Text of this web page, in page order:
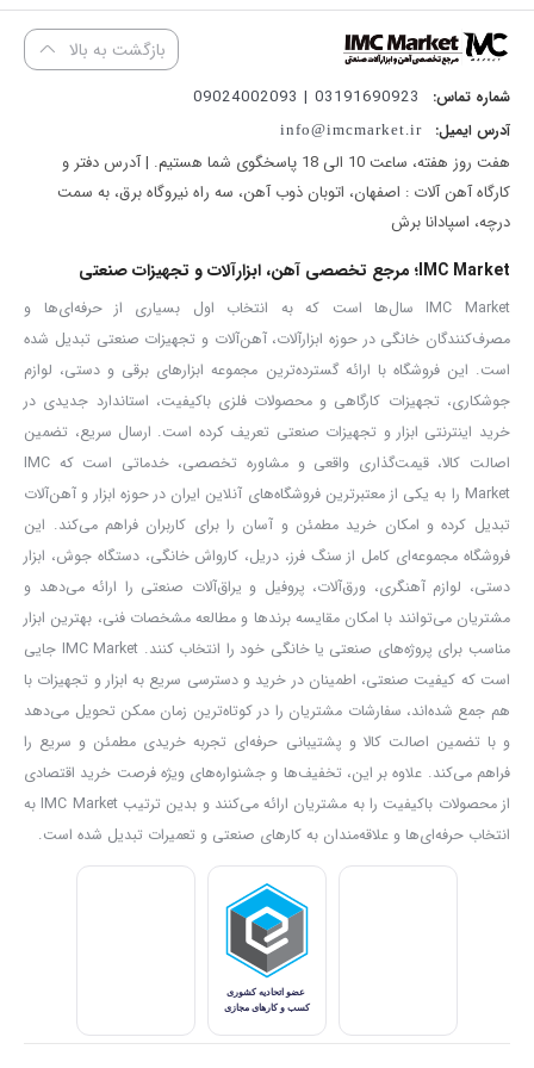
مناسب برای استفاده‌های خانگی، کارگاهی و صنعتی
دریل شارژی چکشی مدل 8850 به دلیل برخورداری از سه حالت کاری و
موتور براشلس، برای طیف گسترده‌ای از فعالیت‌های فنی و تعمیراتی کاربرد
نصب تجهیزات و همچنین سوراخکاری چکشی در مصالحی مانند آجر و
بتن سبک استفاده کرد.
این مدل می‌تواند گزینه‌ای مناسب برایبرق‌کاران، نصابان کابینت،
MDFکارها، تکنسین‌های فنی، تعمیرکاران و کاربران حرفه‌ای
یک ابزار شارژی چندمنظوره با قدرت مناسب نیاز دارند.
هنگام خرید دریل شارژی چکشی، توجه به عواملی مانندنوع موتور، ولتاژ
باتری، حداکثر گشتاور، تعداد سرعت، ظرفیت سه‌نظام، تعداد حالت‌های
گشتاور و قابلیت چکشیاهمیت زیادی دارد. موتور براشلس به دلیل
نداشتن زغال، معمولاً استهلاک کمتری داشته و در استفاده‌های طولانی‌مدت
عملکرد و دوام مناسبی ارائه می‌دهد.
دریل پیچ‌گوشتی شارژی چکشی کنزاکس مدل 8850 با گشتاور 50
نیوتن‌متر، گیربکس دو سرعته، سه حالت کاری و تنظیم گشتاور 20+3
حالته، انتخابی مناسب برای افرادی است که به دنبال یک ابزار شارژی
قدرتمند و چندمنظوره هستند.
قیمت دریل پیچ‌گوشتی شارژی کنزاکس مدل 8850 به عواملی مانند نوع
موتور، گشتاور، سرعت گردش، امکانات دستگاه و تجهیزات همراه بستگی
دارد. برای اطلاع از قیمت روز دریل شارژی چکشی کنزاکس مدل 8850
می‌توانید مشخصات و قیمت محصول را در IMC Market بررسی کنید.
با خرید دریل پیچ‌گوشتی شارژی چکشی کنزاکس مدل 8850 از
IMC
Market (آی ام سی مارکت)
، ابزاری قدرتمند و چندمنظوره برای انجام
انواع فعالیت‌های فنی و تعمیراتی در اختیار خواهید داشت. تضمین اصالت
کالا، قیمت رقابتی، ارسال سریع، پشتیبانی تخصصی و خدمات پس از
فروش از مزایای خرید این محصول از IMC Market است.
بازگشت به بالا
شماره تماس: 03191690923 | 09024002093
آدرس ایمیل: info@imcmarket.ir
هفت روز هفته، ساعت 10 الی 18 پاسخگوی شما هستیم. | آدرس دفتر و
کارگاه آهن آلات : اصفهان، اتوبان ذوب آهن، سه راه نیروگاه برق، به سمت
درچه، اسپادانا برش
IMC Market؛ مرجع تخصصی آهن، ابزارآلات و تجهیزات صنعتی
IMC Market سال‌ها است که به انتخاب اول بسیاری از حرفه‌ای‌ها و
مصرف‌کنندگان خانگی در حوزه ابزارآلات، آهن‌آلات و تجهیزات صنعتی تبدیل شده
است. این فروشگاه با ارائه گسترده‌ترین مجموعه ابزارهای برقی و دستی، لوازم
جوشکاری، تجهیزات کارگاهی و محصولات فلزی باکیفیت، استاندارد جدیدی در
خرید اینترنتی ابزار و تجهیزات صنعتی تعریف کرده است. ارسال سریع، تضمین
اصالت کالا، قیمت‌گذاری واقعی و مشاوره تخصصی، خدماتی است که IMC
Market را به یکی از معتبرترین فروشگاه‌های آنلاین ایران در حوزه ابزار و آهن‌آلات
تبدیل کرده و امکان خرید مطمئن و آسان را برای کاربران فراهم می‌کند. این
فروشگاه مجموعه‌ای کامل از سنگ فرز، دریل، کارواش خانگی، دستگاه جوش، ابزار
دستی، لوازم آهنگری، ورق‌آلات، پروفیل و یراق‌آلات صنعتی را ارائه می‌دهد و
مشتریان می‌توانند با امکان مقایسه برندها و مطالعه مشخصات فنی، بهترین ابزار
مناسب برای پروژه‌های صنعتی یا خانگی خود را انتخاب کنند. IMC Market جایی
است که کیفیت صنعتی، اطمینان در خرید و دسترسی سریع به ابزار و تجهیزات با
هم جمع شده‌اند، سفارشات مشتریان را در کوتاه‌ترین زمان ممکن تحویل می‌دهد
و با تضمین اصالت کالا و پشتیبانی حرفه‌ای تجربه خریدی مطمئن و سریع را
فراهم می‌کند. علاوه بر این، تخفیف‌ها و جشنواره‌های ویژه فرصت خرید اقتصادی
از محصولات باکیفیت را به مشتریان ارائه می‌کنند و بدین ترتیب IMC Market به
انتخاب حرفه‌ای‌ها و علاقه‌مندان به کارهای صنعتی و تعمیرات تبدیل شده است.